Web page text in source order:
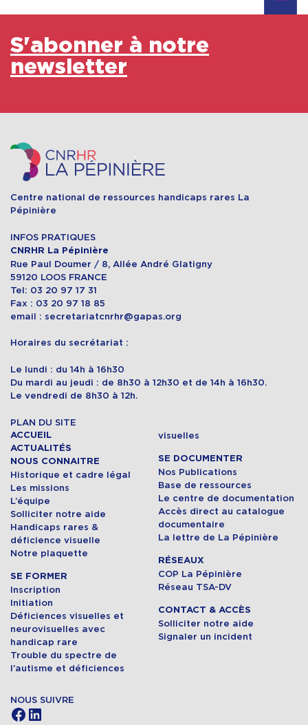
S'abonner à notre
newsletter
Centre national de ressources handicaps rares La
Pépinière
INFOS PRATIQUES
CNRHR La Pépinière
Rue Paul Doumer / 8, Allée André Glatigny
59120 LOOS FRANCE
Tel: 03 20 97 17 31
Fax : 03 20 97 18 85
email : secretariatcnrhr@gapas.org
Horaires du secrétariat :
Le lundi : du 14h à 16h30
Du mardi au jeudi : de 8h30 à 12h30 et de 14h à 16h30.
Le vendredi de 8h30 à 12h.
PLAN DU SITE
ACCUEIL
ACTUALITÉS
NOUS CONNAITRE
Historique et cadre légal
Les missions
L’équipe
Solliciter notre aide
Handicaps rares &
déficience visuelle
Notre plaquette
SE FORMER
Inscription
Initiation
Déficiences visuelles et
neurovisuelles avec
handicap rare
Trouble du spectre de
l’autisme et déficiences
visuelles
SE DOCUMENTER
Nos Publications
Base de ressources
Le centre de documentation
Accès direct au catalogue
documentaire
La lettre de La Pépinière
RÉSEAUX
COP La Pépinière
Réseau TSA-DV
CONTACT & ACCÈS
Solliciter notre aide
Signaler un incident
NOUS SUIVRE
Facebook LinkedIn